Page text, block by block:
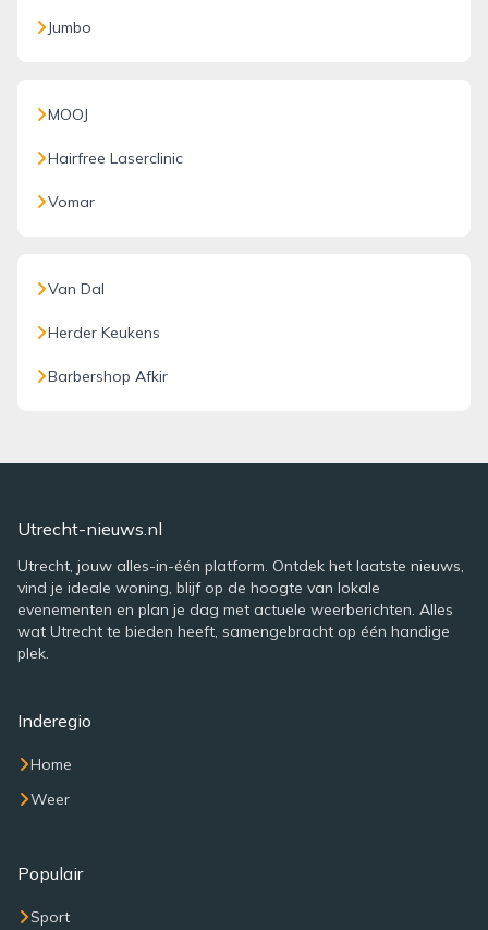
Jumbo
MOOJ
Hairfree Laserclinic
Vomar
Van Dal
Herder Keukens
Barbershop Afkir
Utrecht-nieuws.nl
Utrecht, jouw alles-in-één platform. Ontdek het laatste nieuws,
vind je ideale woning, blijf op de hoogte van lokale
evenementen en plan je dag met actuele weerberichten. Alles
wat Utrecht te bieden heeft, samengebracht op één handige
plek.
Inderegio
Home
Weer
Populair
Sport